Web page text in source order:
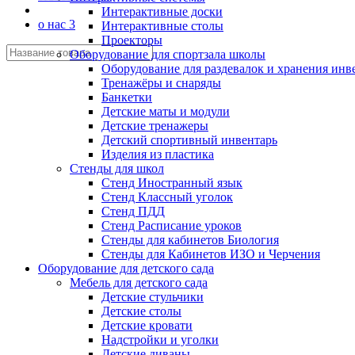
о нас 3
Интерактивные доски
Интерактивные столы
Проекторы
Оборудование для спортзала школы
Оборудование для раздевалок и хранения
Тренажёры и снаряды
Банкетки
Детские маты и модули
Детские тренажеры
Детский спортивный инвентарь
Изделия из пластика
Стенды для школ
Стенд Иностранный язык
Стенд Классный уголок
Стенд ПДД
Стенд Расписание уроков
Стенды для кабинетов Биология
Стенды для Кабинетов ИЗО и Черчения
Оборудование для детского сада
Мебель для детского сада
Детские стульчики
Детские столы
Детские кровати
Надстройки и уголки